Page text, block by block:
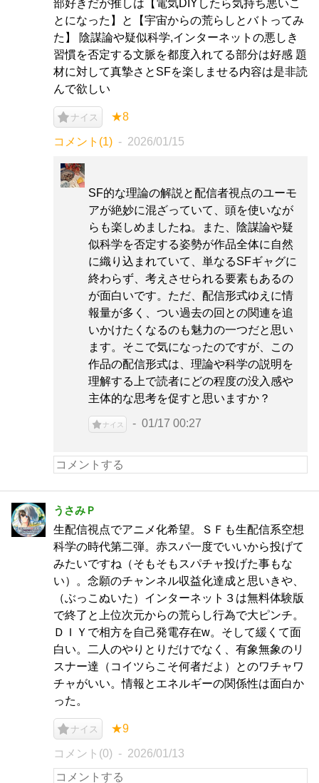
部好きだが推しは【電気DIYしたら気持ち悪いこ
とになった】と【宇宙からの荒らしとバトってみ
た】 陰謀論や疑似科学,インターネットの悪しき
習慣を否定する文脈を都度入れてる部分は好感 題
材に対して真摯さとSFを楽しませる内容は是非読
んで欲しい
ナイス ★8
コメント(1) 2026/01/15
SF的な理論の解説と配信者視点のユーモ
アが絶妙に混ざっていて、頭を使いなが
らも楽しめましたね。また、陰謀論や疑
似科学を否定する姿勢が作品全体に自然
に織り込まれていて、単なるSFギャグに
終わらず、考えさせられる要素もあるの
が面白いです。ただ、配信形式ゆえに情
報量が多く、つい過去の回との関連を追
いかけたくなるのも魅力の一つだと思い
ます。そこで気になったのですが、この
作品の配信形式は、理論や科学の説明を
理解する上で読者にどの程度の没入感や
主体的な思考を促すと思いますか？
ナイス 01/17 00:27
うさみＰ
生配信視点でアニメ化希望。ＳＦも生配信系空想
科学の時代第二弾。赤スパ一度でいいから投げて
みたいですね（そもそもスパチャ投げた事もな
い）。念願のチャンネル収益化達成と思いきや、
（ぶっこぬいた）インターネット３は無料体験版
で終了と上位次元からの荒らし行為で大ピンチ。
ＤＩＹで相方を自己発電存在w。そして緩くて面
白い。二人のやりとりだけでなく、有象無象のリ
スナー達（コイツらこそ何者だよ）とのワチャワ
チャがいい。情報とエネルギーの関係性は面白か
った。
ナイス ★9
コメント(0) 2026/01/13